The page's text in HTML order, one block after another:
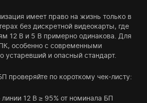
имеет право на жизнь только в
без дискретной видеокарты, где
12 В и 5 В примерно одинакова. Для
особенно с современными
устаревший и опасный стандарт.
проверяйте по короткому чек-листу:
12 В ≥ 95% от номинала БП